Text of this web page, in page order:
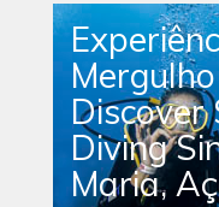
Discover
Diving
Maria,